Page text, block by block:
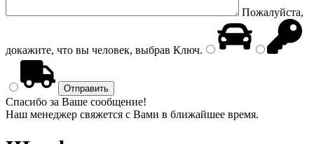
Пожалуйста,
докажите, что вы человек, выбрав Ключ.
Спасибо за Ваше сообщение!
Наш менеджер свяжется с Вами в ближайшее время.